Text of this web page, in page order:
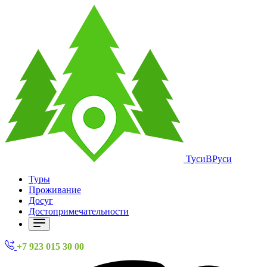
ТусиВРуси
Туры
Проживание
Досуг
Достопримечательности
+7 923 015 30 00